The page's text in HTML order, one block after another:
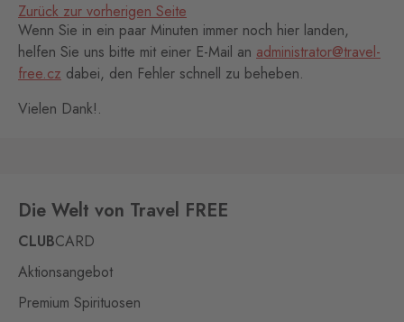
Zurück zur vorherigen Seite
Wenn Sie in ein paar Minuten immer noch hier landen,
helfen Sie uns bitte mit einer E-Mail an administrator@travel-
free.cz dabei, den Fehler schnell zu beheben.
Vielen Dank!.
Die Welt von Travel FREE
CLUBCARD
Aktionsangebot
Premium Spirituosen